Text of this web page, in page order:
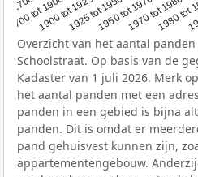
1700
1700 tot 1900
1900 tot 19251925 tot 19501950 tot 19701970 tot 1980
1980
Overzicht van het aantal
Schoolstraat. Op basis van de
Kadaster van 1 juli 2026. Merk
het aantal panden met een
panden in een gebied is bijna
panden. Dit is omdat er
pand gehuisvest kunnen zijn,
appartementengebouw.